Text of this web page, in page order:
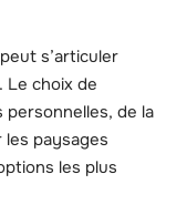
s’articuler
Le choix de
personnelles, de la
paysages
les plus